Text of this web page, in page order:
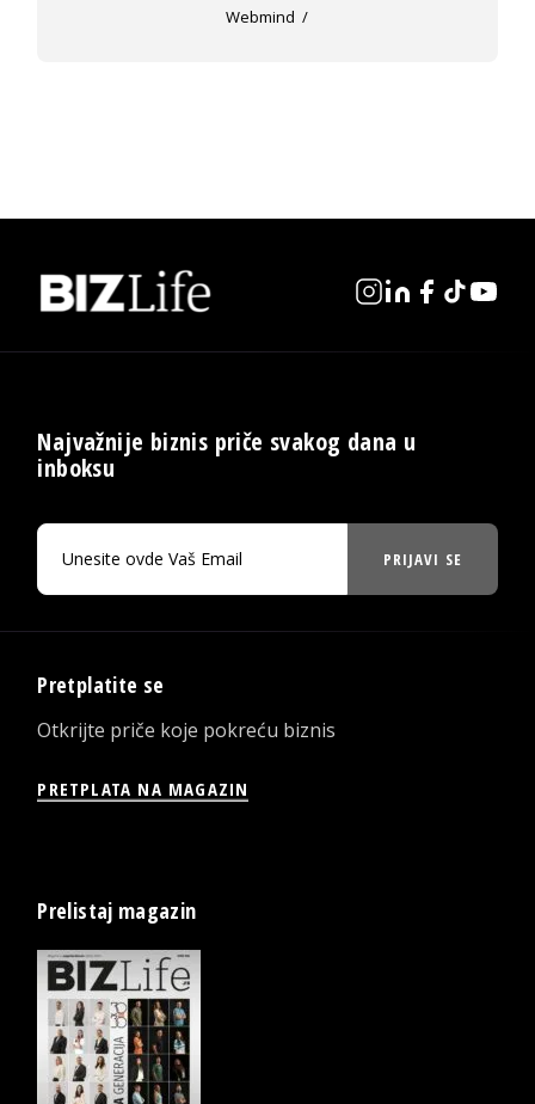
Webmind
Najvažnije biznis priče svakog dana u
inboksu
PRIJAVI SE
Pretplatite se
Otkrijte priče koje pokreću biznis
PRETPLATA NA MAGAZIN
Prelistaj magazin